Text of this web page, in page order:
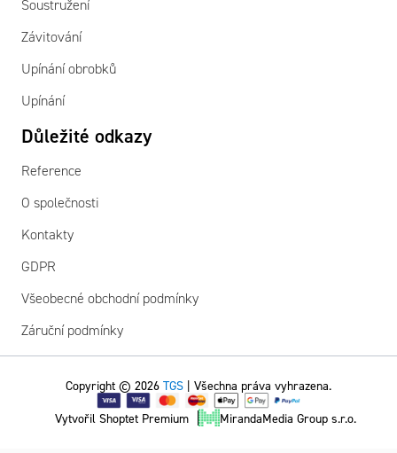
Soustružení
Závitování
Upínání obrobků
Upínání
Důležité odkazy
Reference
O společnosti
Kontakty
GDPR
Všeobecné obchodní podmínky
Záruční podmínky
Vytvořil Shoptet Premium MirandaMedia Group s.r.o.
Copyright © 2026 TGS | Všechna práva vyhrazena.